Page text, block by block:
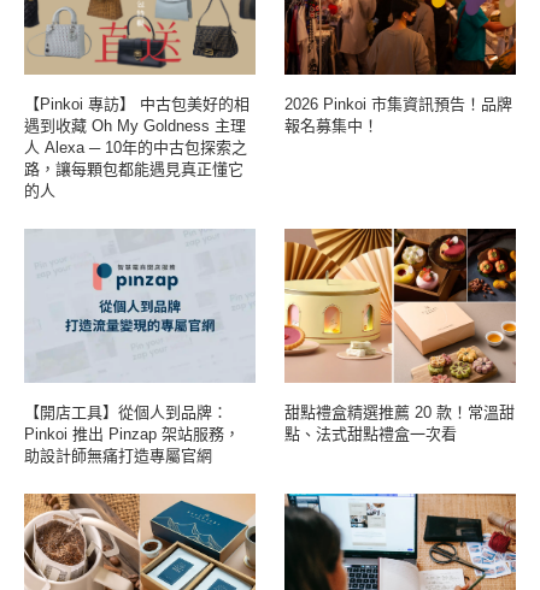
【Pinkoi 專訪】 中古包美好的相
遇到收藏 Oh My Goldness 主理
人 Alexa ─ 10年的中古包探索之
路，讓每顆包都能遇見真正懂它
的人
2026 Pinkoi 市集資訊預告！品牌
報名募集中！
【開店工具】從個人到品牌：
Pinkoi 推出 Pinzap 架站服務，
助設計師無痛打造專屬官網
甜點禮盒精選推薦 20 款！常溫甜
點、法式甜點禮盒一次看